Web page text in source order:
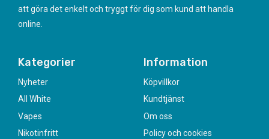
att göra det enkelt och tryggt för dig som kund att handla
online.
Kategorier
Nyheter
All White
Vapes
Nikotinfritt
Information
Köpvillkor
Kundtjänst
Om oss
Policy och cookies